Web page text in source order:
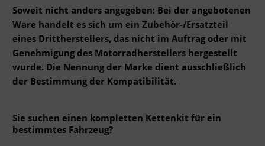
Soweit nicht anders angegeben: Bei der angebotenen
Ware handelt es sich um ein Zubehör-/Ersatzteil
eines Drittherstellers, das nicht im Auftrag oder mit
Genehmigung des Motorradherstellers hergestellt
wurde. Die Nennung der Marke dient ausschließlich
der Bestimmung der Kompatibilität.
Sie suchen einen kompletten Kettenkit für ein
bestimmtes Fahrzeug?